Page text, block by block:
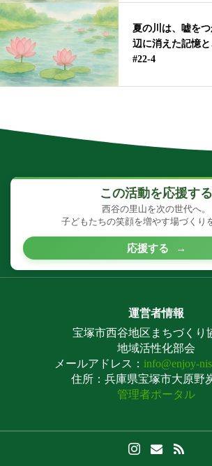
夏の川は、嘘を
辺に消えた記憶
#22-4
この活動を応援する
西谷の里山を次の世代へ。
子どもたちの笑顔を増やす場づくり
応援する →
運営者情報
宝塚市西谷地区まちづくり
地域活性化部会
メールアドレス： info@enjoy-
住所：兵庫県宝塚市大原野
管理者ポータル